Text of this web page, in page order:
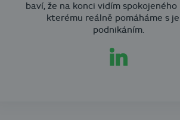
baví, že na konci vidím
kterému reálně pomáháme s
podnikáním.